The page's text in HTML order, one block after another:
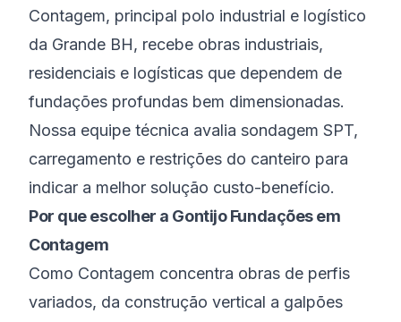
Contagem, principal polo industrial e logístico
da Grande BH, recebe obras industriais,
residenciais e logísticas que dependem de
fundações profundas bem dimensionadas.
Nossa equipe técnica avalia sondagem SPT,
carregamento e restrições do canteiro para
indicar a melhor solução custo-benefício.
Por que escolher a Gontijo Fundações em
Contagem
Como Contagem concentra obras de perfis
variados, da construção vertical a galpões